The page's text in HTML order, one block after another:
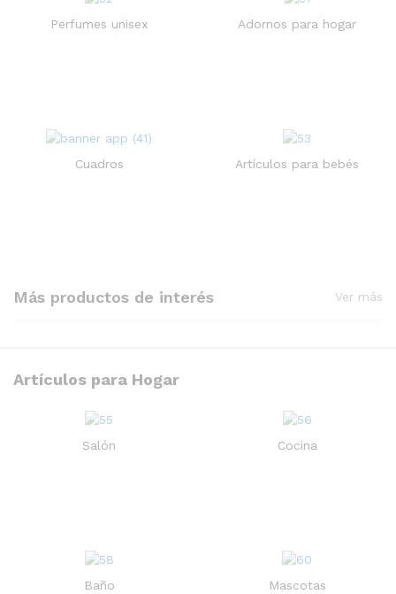
CFA OTRO
13.000CFA IVA Incluido
cuello en V para mujer
8.000CFA 9.500 CFA IVA
Perfumes unisex
Cuadros
Adornos para hogar
Artículos para bebés
Más productos de interés Ver más
medusas, 7 colores, y con
Bolígrafo de tinta de gel
Recargable 50pcs
IVA Incluido
Artículos para Hogar
Salón
Baño
Cocina
Mascotas